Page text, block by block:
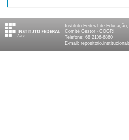
Instituto Federal de
Comitê Gestor - COGRI
Telefone: 68 2106-6860
E-mail: